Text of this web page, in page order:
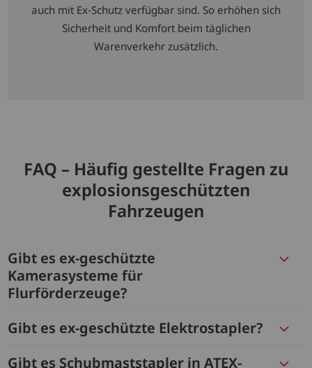
auch mit Ex-Schutz verfügbar sind. So erhöhen sich
Sicherheit und Komfort beim täglichen
Warenverkehr zusätzlich.
FAQ – Häufig gestellte Fragen zu
explosionsgeschützten
Fahrzeugen
Gibt es ex-geschützte
Kamerasysteme für
Flurförderzeuge?
Gibt es ex-geschützte Elektrostapler?
Gibt es Schubmaststapler in ATEX-